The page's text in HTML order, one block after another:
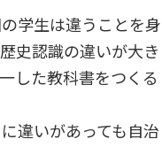
学生は違うことを身
史認識の違いが大き
した教科書をつくる
違いがあっても自治